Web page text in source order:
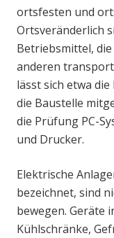
ortsfesten und
Ortsveränderlich
Betriebsmittel,
anderen
lässt sich etwa
die Baustelle
die Prüfung PC-
und Drucker.
Elektrische
bezeichnet, sind
bewegen. Geräte
Kühlschränke,